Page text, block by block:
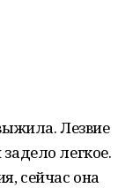
Лезвие
легкое.
сейчас она